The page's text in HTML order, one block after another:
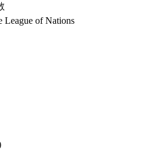
League of Nations